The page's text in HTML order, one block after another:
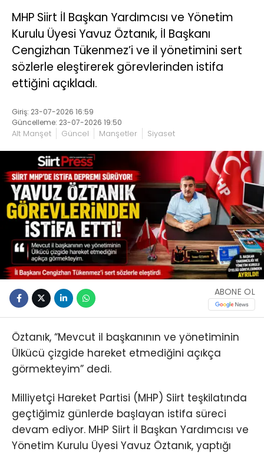
MHP Siirt İl Başkan Yardımcısı ve Yönetim
Kurulu Üyesi Yavuz Öztanık, İl Başkanı
Cengizhan Tükenmez’i ve il yönetimini sert
sözlerle eleştirerek görevlerinden istifa
ettiğini açıkladı.
Giriş: 23-07-2026 16:59
Güncelleme: 23-07-2026 19:50
Alt Manşet Güncel Manşetler Siyaset
ABONE OL
Öztanık, “Mevcut il başkanının ve yönetiminin
Ülkücü çizgide hareket etmediğini açıkça
görmekteyim” dedi.
Milliyetçi Hareket Partisi (MHP) Siirt teşkilatında
geçtiğimiz günlerde başlayan istifa süreci
devam ediyor. MHP Siirt İl Başkan Yardımcısı ve
Yönetim Kurulu Üyesi Yavuz Öztanık, yaptığı